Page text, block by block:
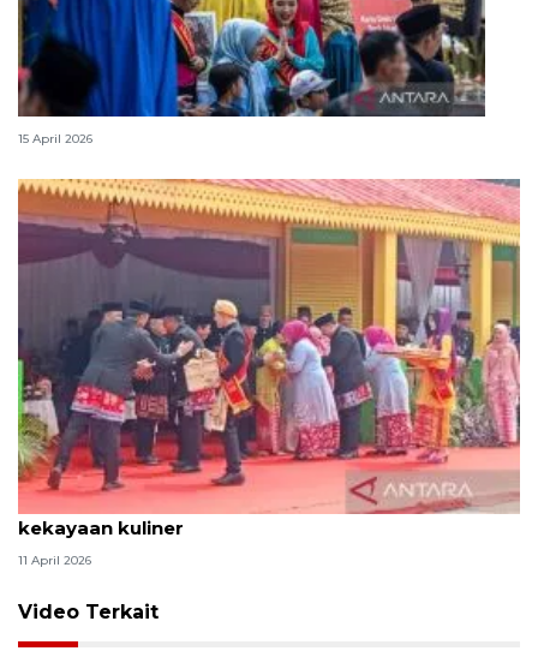
Lebaran Betawi, harmoni tradisi dan kota global
15 April 2026
Tradisi hantaran Lebaran Betawi simbol bakti dan
kekayaan kuliner
11 April 2026
Video Terkait